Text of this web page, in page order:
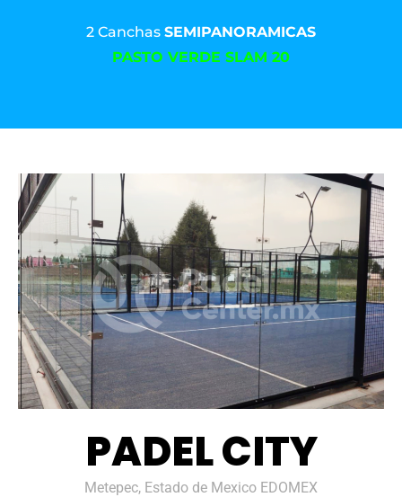
2 Canchas SEMIPANORAMICAS
PASTO VERDE SLAM 20
PADEL CITY
Metepec, Estado de Mexico EDOMEX